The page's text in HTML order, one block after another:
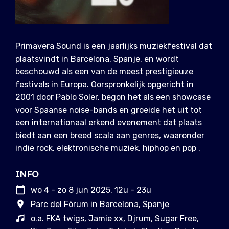
Primavera Sound is een jaarlijks muziekfestival dat
plaatsvindt in Barcelona, Spanje, en wordt
beschouwd als een van de meest prestigieuze
festivals in Europa. Oorspronkelijk opgericht in
2001 door Pablo Soler, begon het als een showcase
voor Spaanse noise-bands en groeide het uit tot
een internationaal erkend evenement dat plaats
biedt aan een breed scala aan genres, waaronder
indie rock, elektronische muziek, hiphop en pop .
INFO
wo 4 - zo 8 jun 2025, 12u - 23u
Parc del Fòrum in Barcelona, ​​Spanje
o.a. FKA twigs, Jamie xx, Djrum, Sugar Free,